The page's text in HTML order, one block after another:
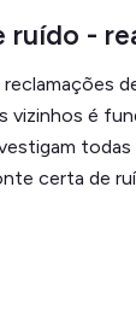
-
é
certa de